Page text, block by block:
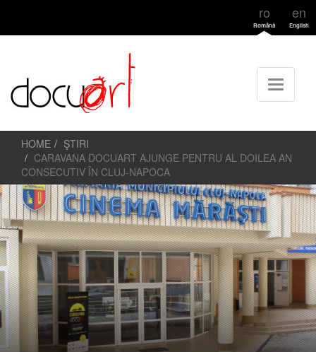
ro
Română
en
English
HOME
ŞTIRI
CARAVANA DOCUART AJUNGE PENTRU AL DOILEA AN
CONSECUTIV ÎN CLUJ-NAPOCA